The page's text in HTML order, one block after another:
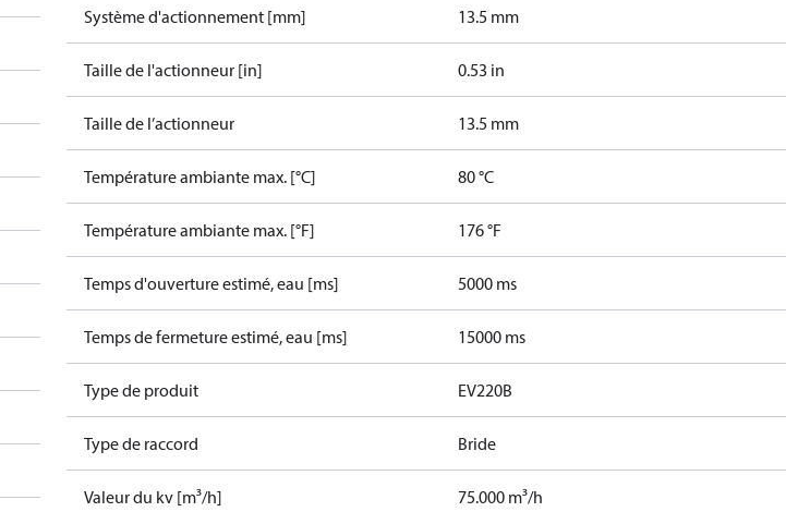
Système d'actionnement [mm] 13.5 mm
Taille de l'actionneur [in] 0.53 in
Taille de l’actionneur 13.5 mm
Température ambiante max. [°C] 80 °C
Température ambiante max. [°F] 176 °F
Temps d'ouverture estimé, eau [ms] 5000 ms
Temps de fermeture estimé, eau [ms] 15000 ms
Type de produit EV220B
Type de raccord Bride
Valeur du kv [m³/h] 75.000 m³/h